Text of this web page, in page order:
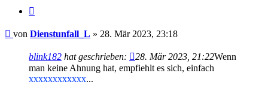
Beitrag
von Dienstunfall_L » 28. Mär 2023, 23:18
blink182 hat geschrieben: 28. Mär 2023, 21:22Wenn
man keine Ahnung hat, empfiehlt es sich, einfach
xxxxxxxxxxxx...